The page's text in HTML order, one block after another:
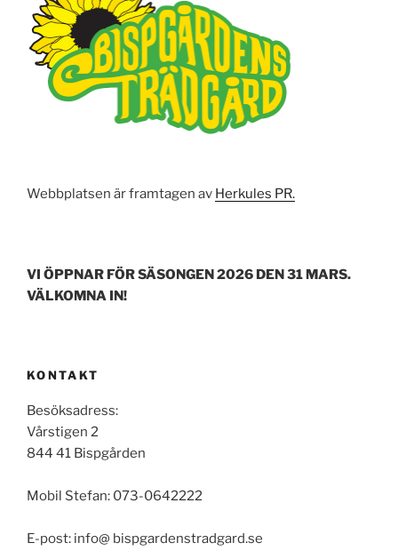
Webbplatsen är framtagen av Herkules PR.
VI ÖPPNAR FÖR SÄSONGEN 2026 DEN 31 MARS.
VÄLKOMNA IN!
KONTAKT
Besöksadress:
Vårstigen 2
844 41 Bispgården
Mobil Stefan: 073-0642222
E-post: info@ bispgardenstradgard.se